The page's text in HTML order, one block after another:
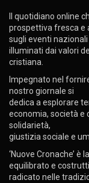
Il quotidiano online
prospettiva fresca e
sugli eventi
illuminati dai valori
cristiana.
Impegnato nel
nostro giornale si
dedica a esplorare
economia, società e
solidarietà,
giustizia sociale e
‘Nuove Cronache’ è
equilibrato e
radicato nelle